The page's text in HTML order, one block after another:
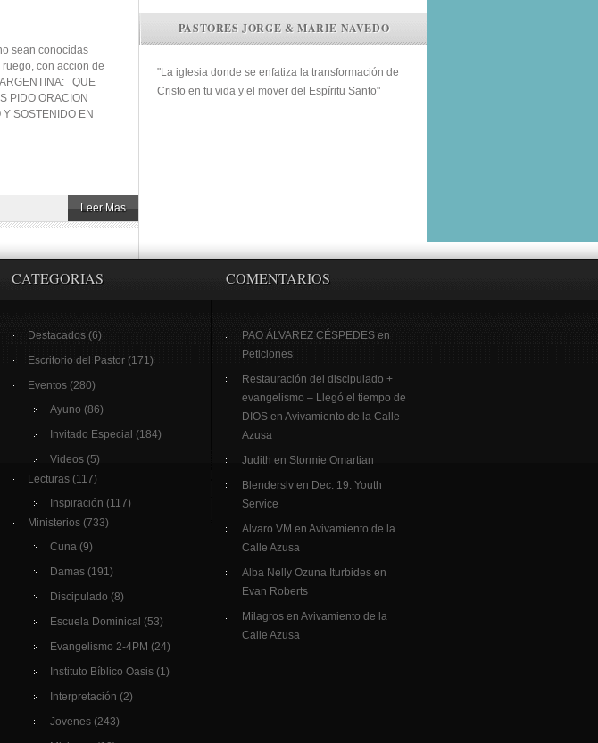
sean conocidas
con accion de
QUE
PIDO ORACION
SOSTENIDO EN
Leer Mas
PASTORES JORGE & MARIE NAVEDO
"La iglesia donde se enfatiza la transformación de
Cristo en tu vida y el mover del Espíritu Santo"
CATEGORIAS
Destacados (6)
Escritorio del Pastor (171)
Eventos (280)
Ayuno (86)
Invitado Especial (184)
Videos (5)
Lecturas (117)
Inspiración (117)
Ministerios (733)
Cuna (9)
Damas (191)
Discipulado (8)
Escuela Dominical (53)
Evangelismo 2-4PM (24)
Instituto Bíblico Oasis (1)
Interpretación (2)
Jovenes (243)
COMENTARIOS
PAO ÁLVAREZ CÉSPEDES en
Peticiones
Restauración del discipulado +
evangelismo – Llegó el tiempo de
DIOS en Avivamiento de la Calle
Azusa
Judith en Stormie Omartian
Blenderslv en Dec. 19: Youth
Service
Alvaro VM en Avivamiento de la
Calle Azusa
Alba Nelly Ozuna Iturbides en
Evan Roberts
Milagros en Avivamiento de la
Calle Azusa